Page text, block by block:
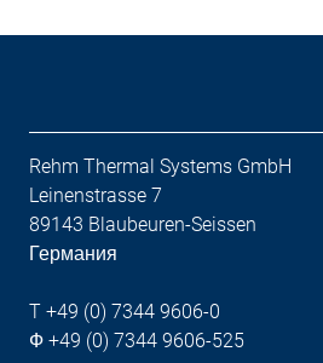
Rehm Thermal Systems GmbH
Leinenstrasse 7
89143 Blaubeuren-Seissen
Германия
T +49 (0) 7344 9606-0
Ф +49 (0) 7344 9606-525